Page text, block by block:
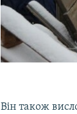
Він також